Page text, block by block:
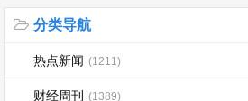
分类导航
热点新闻 (1211)
财经周刊 (1389)